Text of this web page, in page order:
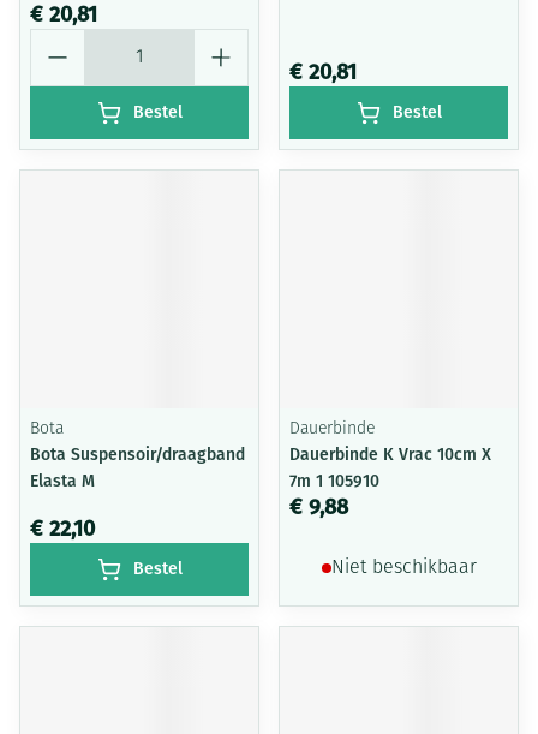
€ 20,81
Bestel
€ 20,81
Bestel
Bota
Bota Suspensoir/draagband
Elasta M
€ 22,10
Bestel
Dauerbinde
Dauerbinde K Vrac 10cm X
7m 1 105910
€ 9,88
Niet beschikbaar